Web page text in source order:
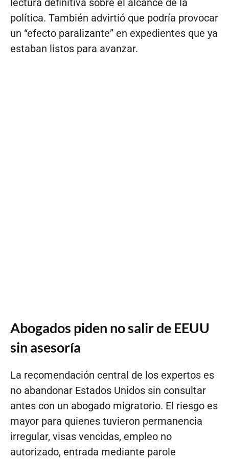
política. También advirtió que podría provocar
un “efecto paralizante” en expedientes que ya
estaban listos para avanzar.
Abogados piden no salir de EEUU
sin asesoría
La recomendación central de los expertos es
no abandonar Estados Unidos sin consultar
antes con un abogado migratorio. El riesgo es
mayor para quienes tuvieron permanencia
irregular, visas vencidas, empleo no
autorizado, entrada mediante parole